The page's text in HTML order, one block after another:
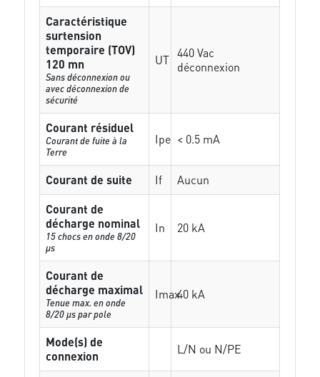
Caractéristique
surtension
temporaire (TOV)
120 mn
Sans déconnexion ou
avec déconnexion de
sécurité
UT 440 Vac
déconnexion
Courant résiduel
Courant de fuite à la
Terre
Ipe < 0.5 mA
Courant de suite If
Aucun
Courant de
décharge nominal
15 chocs en onde 8/20
µs
In 20 kA
Courant de
décharge maximal
Tenue max. en onde
8/20 µs par pole
Imax40 kA
Mode(s) de
connexion
L/N ou N/PE